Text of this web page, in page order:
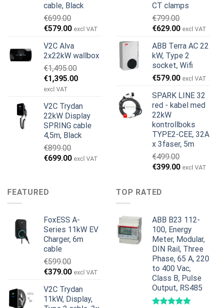
cable, Black
€699.00
Opprinnelig
var:
€699.00.
€579.00Nåværende
er:
€579.00.
excl VAT
V2C Alva
2x22kW wallbox
€1,495.00
Opprinnelig
pris
€1,495.00.
€1,395.00Nåværende
€1,395.00.
excl VAT
V2C Trydan
22kW Display
SPRING cable
4,5m, Black
€899.00
Opprinnelig
€899.00.
€699.00Nåværende
excl VAT
CT clamps
€799.00
Opprinnelig
var:
€799.00.
€629.00
er:
€629.00.
excl VAT
ABB Terra AC 22
kW, Type 2
socket, Wifi
€579.00 excl VAT
SPARK LINE 32
red - kabel med
22kW
kontrollboks
TYPE2-CEE, 32A
x 3faser, 5m
€499.00
Opprinnelig
var:
€499.00.
€399.00 excl VAT
FEATURED
FoxESS A-
Series 11kW EV
Charger, 6m
cable
€599.00
Opprinnelig
var:
€599.00.
€379.00Nåværende
er:
€379.00.
excl VAT
V2C Trydan
11kW, Display,
TOP RATED
ABB B23 112-
100, Energy
Meter, Modular,
DIN Rail, Three
Phase, 65 A, 220
to 400 Vac,
Class B, Pulse
Output, RS485